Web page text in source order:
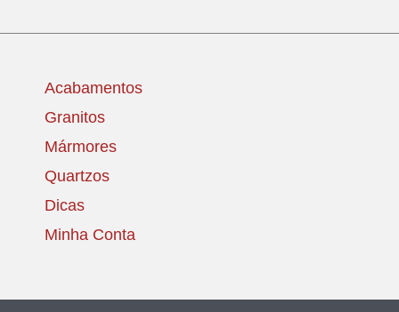
Acabamentos
Granitos
Mármores
Quartzos
Dicas
Minha Conta